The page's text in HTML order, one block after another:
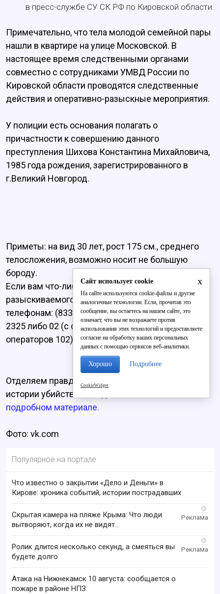
в пресс-службе СУ СК РФ по Кировской области.
Примечательно, что тела молодой семейной пары
нашли в квартире на улице Московской. В
настоящее время следственными органами
совместно с сотрудниками УМВД России по
Кировской области проводятся следственные
действия и оперативно-разыскные мероприятия.
У полиции есть основания полагать о
причастности к совершению данного
преступления Шихова Константина Михайловича,
1985 года рождения, зарегистрированного в
г.Великий Новгород.
Приметы: на вид 30 лет, рост 175 см., среднего
телосложения, возможно носит не большую
бороду.
Если вам что-либо известно о местонахождении
разыскиваемого, просим сообщить в полицию по
телефонам: (8332) 589-514, 589-587, 8-922-975-
2325 либо 02 (с сотовых телефонов любых
операторов 102).
Отделяем правду от вымыслов в мрачной
истории убийства молодоженов в
подробном материале.
Фото: vk.com
Популярное на портале
Что известно о закрытии «Дело и Деньги» в
Кирове: хроника событий, истории пострадавших
i
Скрытая камера на пляже Крыма: Что люди
вытворяют, когда их не видят...
i
Ролик длится несколько секунд, а смеяться вы
будете долго
Атака на Нижнекамск 10 августа: сообщается о
пожаре в районе НПЗ
x
Сайт использует cookie
На сайте используются cookie-файлы и другие
аналогичные технологии. Если, прочитав это
сообщение, вы остаетесь на нашем сайте, это
означает, что вы не возражаете против
использования этих технологий и предоставляете
согласие на обработку ваших персональных
данных с помощью сервисов веб-аналитики.
Хорошо Подробнее
CookieWidget